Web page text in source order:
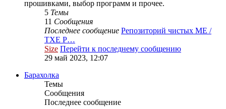
прошивками, выбор программ и прочее.
5 Темы
11 Сообщения
Последнее сообщение Репозиторий чистых ME /
TXE Р…
Size Перейти к последнему сообщению
29 май 2023, 12:07
Барахолка
Темы
Сообщения
Последнее сообщение